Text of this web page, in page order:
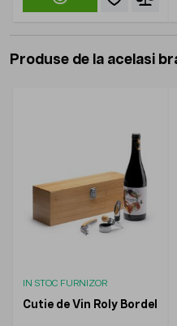
Produse de la acelasi
IN STOC FURNIZOR
Cutie de Vin Roly Bordel